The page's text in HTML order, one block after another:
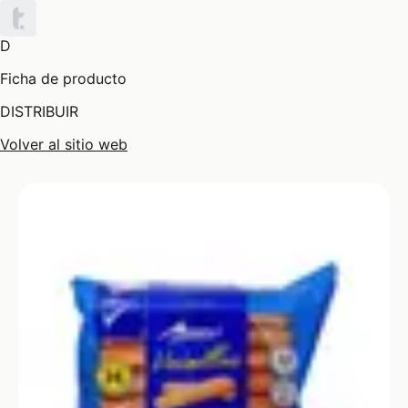
D
Ficha de producto
DISTRIBUIR
Volver al sitio web